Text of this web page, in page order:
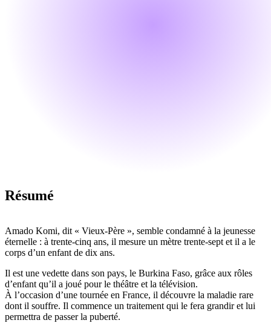
Résumé
Amado Komi, dit « Vieux-Père », semble condamné à la jeunesse
éternelle : à trente-cinq ans, il mesure un mètre trente-sept et il a le
corps d’un enfant de dix ans.
Il est une vedette dans son pays, le Burkina Faso, grâce aux rôles
d’enfant qu’il a joué pour le théâtre et la télévision.
À l’occasion d’une tournée en France, il découvre la maladie rare
dont il souffre. Il commence un traitement qui le fera grandir et lui
permettra de passer la puberté.